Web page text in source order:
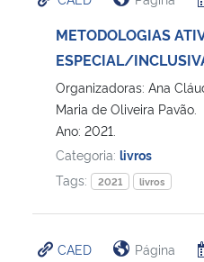
METODOLOGIAS
ESPECIAL/
Organizadoras: Ana
Maria de Oliveira Pavão.
Ano: 2021.
Categoria: livros
Tags:
2021 livros
CAED Página